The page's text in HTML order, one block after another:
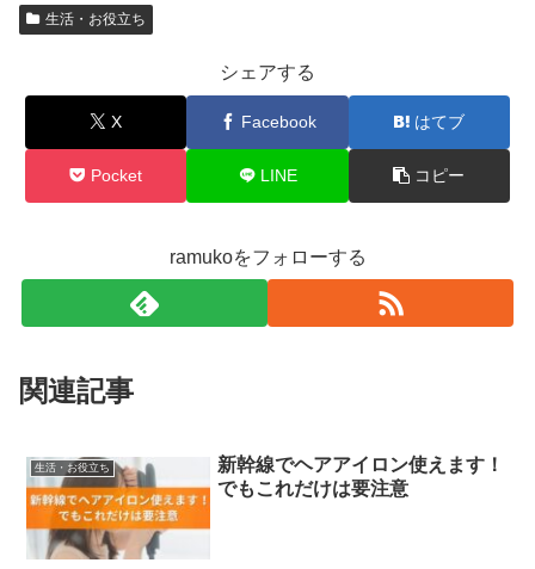
生活・お役立ち
シェアする
X Facebook はてブ
Pocket LINE コピー
ramukoをフォローする
関連記事
生活・お役立ち
新幹線でヘアアイロン使えます！
でもこれだけは要注意